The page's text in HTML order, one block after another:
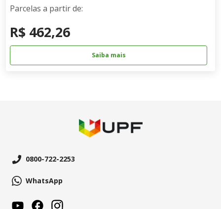
Parcelas a partir de:
R$ 462,26
Saiba mais
0800-722-2253
WhatsApp